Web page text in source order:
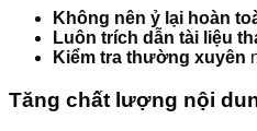
Không nên ỷ lại hoàn
Luôn trích dẫn tài liệu
Kiểm tra thường xuyên
Tăng chất lượng nội